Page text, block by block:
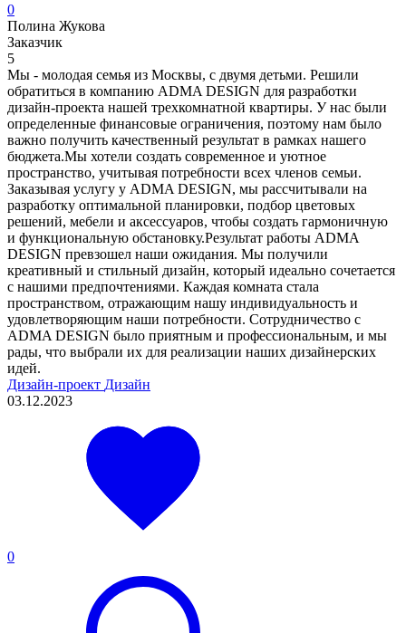
0
Полина Жукова
Заказчик
5
Мы - молодая семья из Москвы, с двумя детьми. Решили
обратиться в компанию ADMA DESIGN для разработки
дизайн-проекта нашей трехкомнатной квартиры. У нас были
определенные финансовые ограничения, поэтому нам было
важно получить качественный результат в рамках нашего
бюджета.Мы хотели создать современное и уютное
пространство, учитывая потребности всех членов семьи.
Заказывая услугу у ADMA DESIGN, мы рассчитывали на
разработку оптимальной планировки, подбор цветовых
решений, мебели и аксессуаров, чтобы создать гармоничную
и функциональную обстановку.Результат работы ADMA
DESIGN превзошел наши ожидания. Мы получили
креативный и стильный дизайн, который идеально сочетается
с нашими предпочтениями. Каждая комната стала
пространством, отражающим нашу индивидуальность и
удовлетворяющим наши потребности. Сотрудничество с
ADMA DESIGN было приятным и профессиональным, и мы
рады, что выбрали их для реализации наших дизайнерских
идей.
Дизайн-проект Дизайн
03.12.2023
0